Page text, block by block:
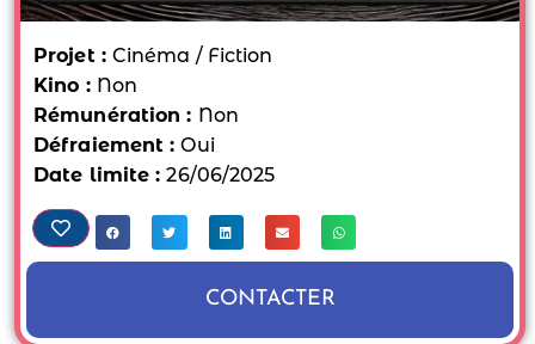
Projet : Cinéma / Fiction
Kino : Non
Rémunération : Non
Défraiement :Oui
Date limite :26/06/2025
CONTACTER